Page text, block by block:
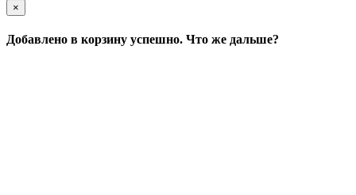
×
Добавлено в корзину успешно. Что же дальше?